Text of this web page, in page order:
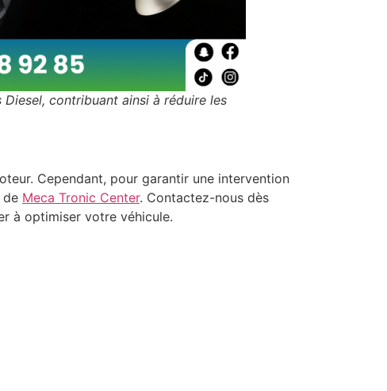
contribuant ainsi à réduire les
Cependant, pour garantir une intervention
de Meca Tronic Center. Contactez-nous dès
à optimiser votre véhicule.